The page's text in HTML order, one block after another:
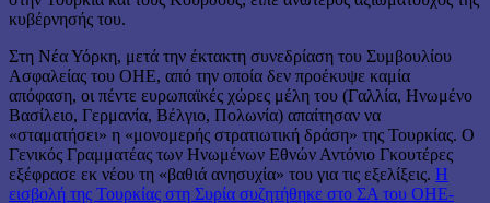
κυβέρνησής του.
Στη Νέα Υόρκη, μετά την έκτακτη συνεδρίαση του Συμβουλίου
Ασφαλείας του ΟΗΕ, από την οποία δεν προέκυψε καμία
απόφαση, οι πέντε ευρωπαϊκές χώρες μέλη του (Γαλλία, Ηνωμένο
Βασίλειο, Γερμανία, Βέλγιο, Πολωνία) απαίτησαν να
«σταματήσει» η «μονομερής στρατιωτική δράση» της Τουρκίας. Ο
Γενικός Γραμματέας των Ηνωμένων Εθνών Αντόνιο Γκουτέρες
εξέφρασε εκ νέου τη «βαθιά ανησυχία» του για τις εξελίξεις. Η
εισβολή της Τουρκίας στη Συρία συζητήθηκε στο ΣΑ του ΟΗΕ-